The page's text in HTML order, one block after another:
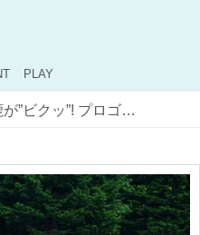
PLAY
北の小鹿が”ビクッ”! プロゴルファーと野生動物の微妙な距離感を激写